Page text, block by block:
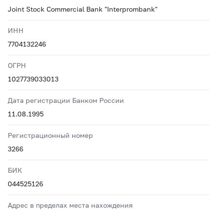
Joint Stock Commercial Bank "Interprombank"
ИНН
7704132246
ОГРН
1027739033013
Дата регистрации Банком России
11.08.1995
Регистрационный номер
3266
БИК
044525126
Адрес в пределах места нахождения